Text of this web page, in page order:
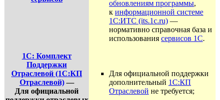
обновлениям программы,
к информационной системе
1С:ИТС (its.1c.ru) —
нормативно справочная база и
использования сервисов 1С.
1С: Комплект
Поддержки
Отраслевой (1С:КП
Отраслевой)—
Для официальной
Для официальной поддержки
дополнительный 1С:КП
Отраслевой не требуется;